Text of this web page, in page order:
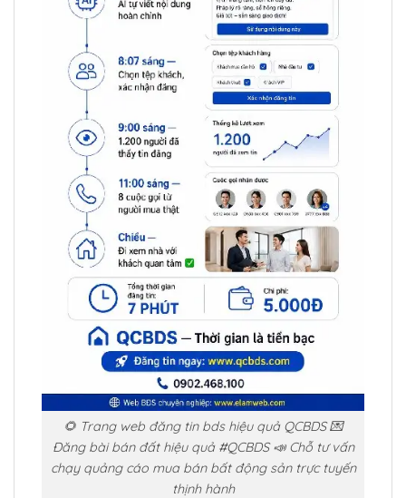
🌻 Trang web đăng tin bds hiệu quả QCBDS 💌
Đăng bài bán đất hiệu quả #QCBDS 📣 Chỗ tư vấn
chạy quảng cáo mua bán bất động sản trực tuyến
thịnh hành